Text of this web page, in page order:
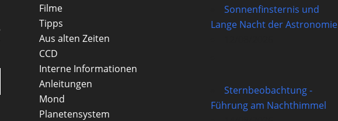
Filme
Tipps
Aus alten Zeiten
CCD
Interne Informationen
Anleitungen
Mond
Planetensystem
Sonnenfinsternis und
Lange Nacht der Astronomie
Sternbeobachtung -
Führung am Nachthimmel